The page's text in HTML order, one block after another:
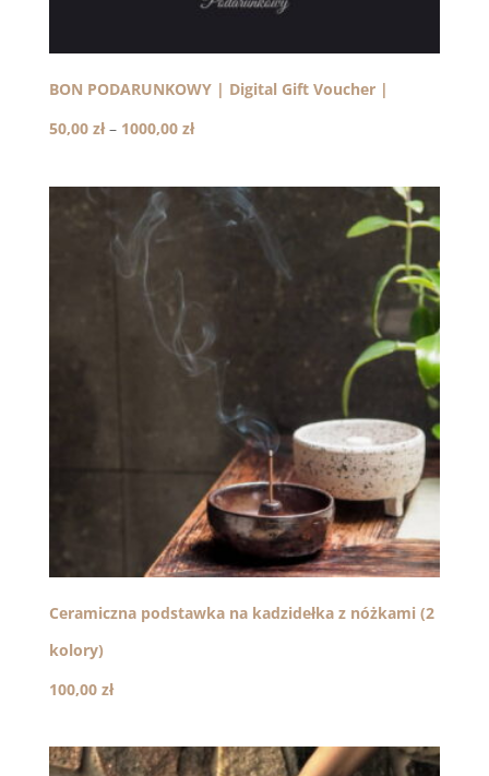
BON PODARUNKOWY | Digital Gift Voucher |
50,00 zł – 1000,00 złZakres
50,00 zł
Ceramiczna podstawka na kadzidełka z nóżkami (2
kolory)
100,00 zł